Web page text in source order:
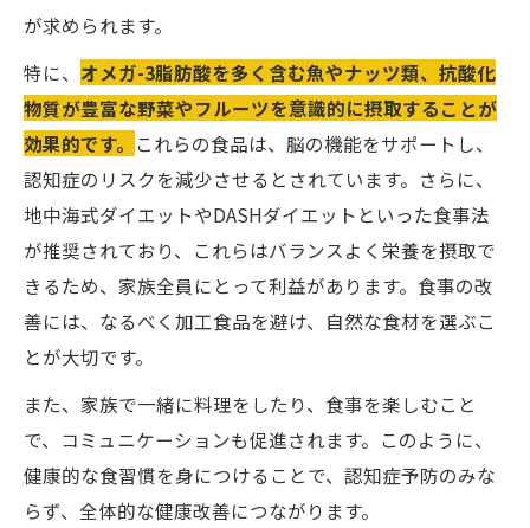
が求められます。
特に、 オメガ-3脂肪酸を多く含む魚やナッツ類、抗酸化
物質が豊富な野菜やフルーツを意識的に摂取することが
効果的です。 これらの食品は、脳の機能をサポートし、
認知症のリスクを減少させるとされています。さらに、
地中海式ダイエットやDASHダイエットといった食事法
が推奨されており、これらはバランスよく栄養を摂取で
きるため、家族全員にとって利益があります。食事の改
善には、なるべく加工食品を避け、自然な食材を選ぶこ
とが大切です。
また、家族で一緒に料理をしたり、食事を楽しむこと
で、コミュニケーションも促進されます。このように、
健康的な食習慣を身につけることで、認知症予防のみな
らず、全体的な健康改善につながります。